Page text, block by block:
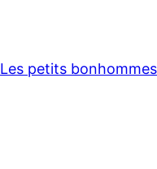
Les petits bonhommes